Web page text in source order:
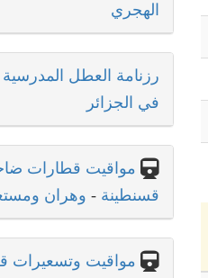
الهجري
رزنامة العطل المدرسية
في الجزائر
مواقيت قطارات
قسنطينة - وهران
مواقيت وتسعيرات